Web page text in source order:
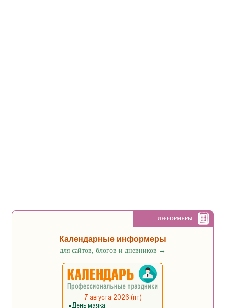
ИНФОРМЕРЫ
Календарные информеры
для сайтов, блогов и дневников →